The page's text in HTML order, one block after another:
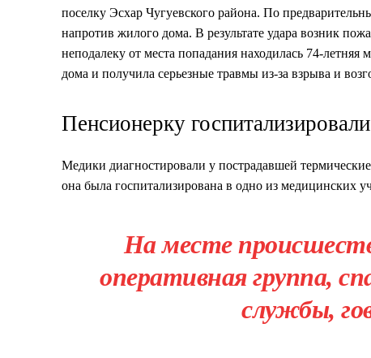
поселку Эсхар Чугуевского района. По
напротив жилого дома. В результате удара возник
неподалеку от места попадания находилась 74-
дома и получила серьезные травмы из-за взрыва и
Пенсионерку
Медики диагностировали у пострадавшей
она была госпитализирована в одно из медицинских
На месте
оперативная группа,
службы,